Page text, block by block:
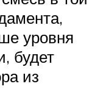
уровня
будет
из